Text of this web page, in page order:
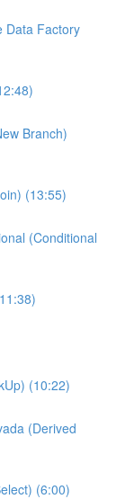
Data Factory
Branch)
(13:55)
(Conditional
(10:22)
(Derived
(6:00)